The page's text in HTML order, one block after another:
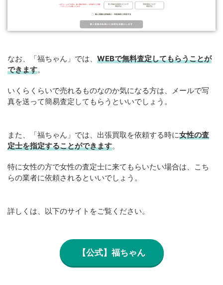
なお、「福ちゃん」では、 WEBで無料査定してもらうことが
できます。
いくらくらいで売れるものなのか気になる方は、メールで写
真を送って簡易査定してもらうといいでしょう。
また、「福ちゃん」では、出張買取を依頼する時に女性の査
定士を指定することができます。
特に女性の方で女性の査定士に来てもらいたい場合は、こち
らの業者に依頼されるといいでしょう。
詳しくは、以下のサイトをご覧ください。
【公式】福ちゃん